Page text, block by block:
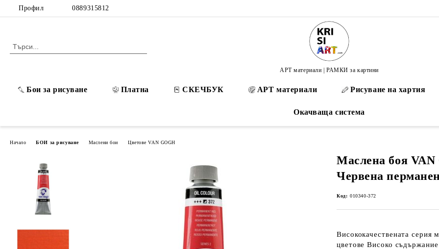
Профил 0889315812
АРТ материали | РАМКИ за картини
Бои за рисуване Платна СКЕЧБУК АРТ материали Рисуване на хартия
Окачваща система
Начало БОИ за рисуване Маслени бои Цветове VAN GOGH
Маслена боя
Червена
Код: 010340-372
Висококачествената серия
цветове Високо